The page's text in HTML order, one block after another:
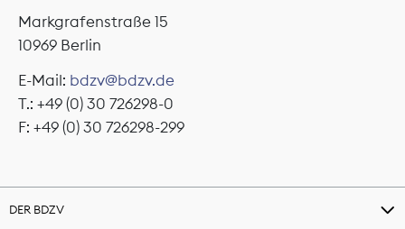
Markgrafenstraße 15
10969 Berlin
E-Mail: bdzv@bdzv.de
T.: +49 (0) 30 726298-0
F: +49 (0) 30 726298-299
DER BDZV